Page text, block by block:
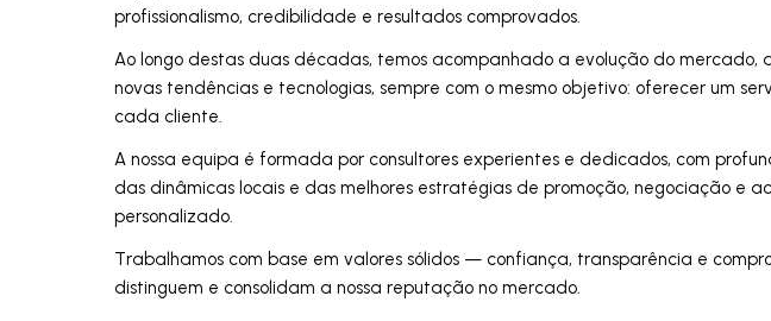
profissionalismo, credibilidade e resultados comprovados.
Ao longo destas duas décadas, temos acompanhado a evolução do mercado,
novas tendências e tecnologias, sempre com o mesmo objetivo: oferecer um
cada cliente.
A nossa equipa é formada por consultores experientes e dedicados, com
das dinâmicas locais e das melhores estratégias de promoção, negociação e
personalizado.
Trabalhamos com base em valores sólidos — confiança, transparência e
distinguem e consolidam a nossa reputação no mercado.